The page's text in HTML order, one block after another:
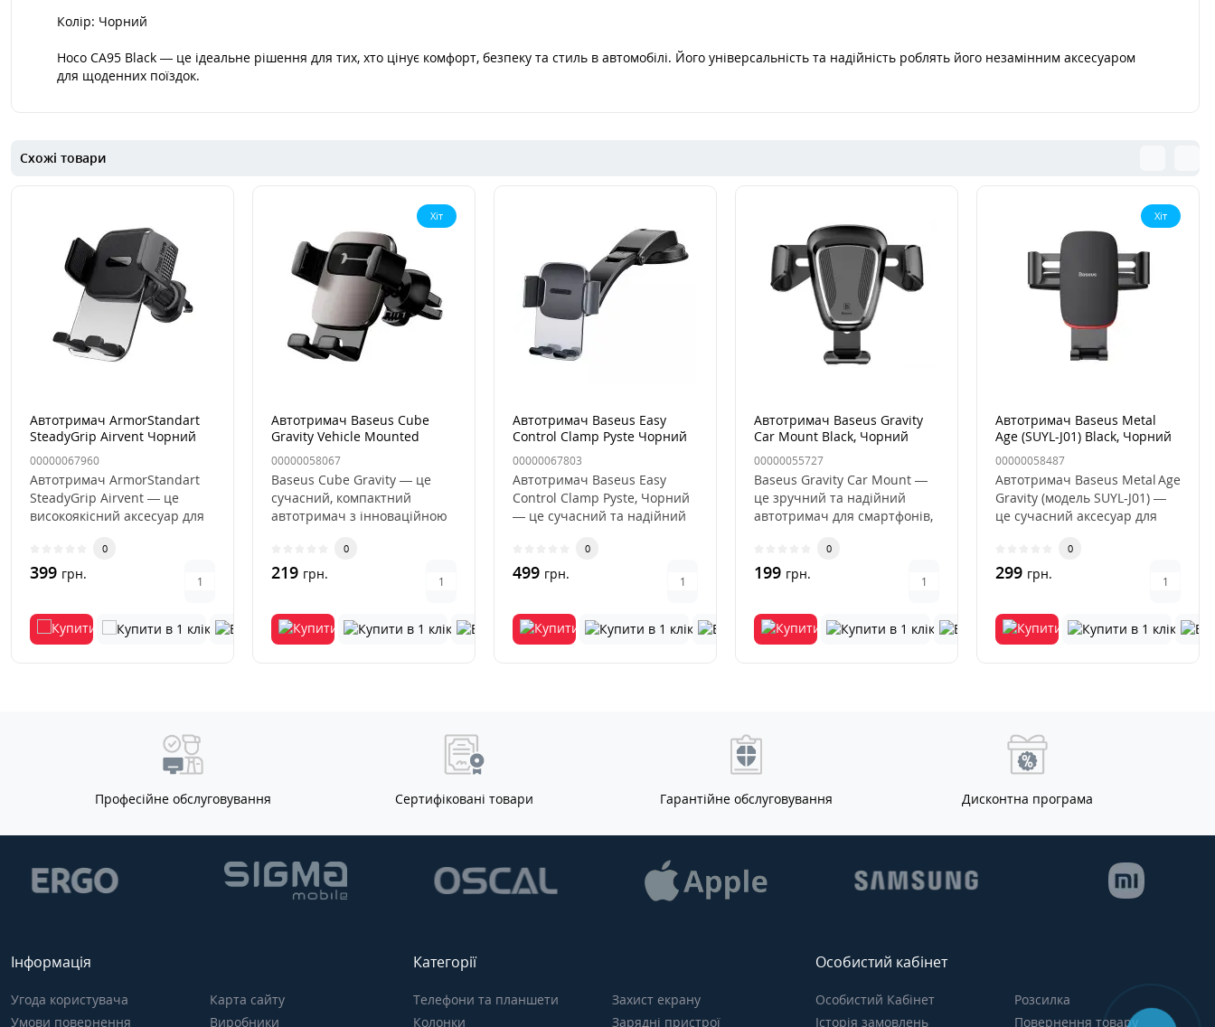
Колір: Чорний
Hoco CA95 Black — це ідеальне рішення для тих, хто цінує комфорт, безпеку та стиль в автомобілі. Його універсальність та надійність роблять його незамінним аксесуаром
для щоденних поїздок.
Схожі товари
Автотримач ArmorStandart
SteadyGrip Airvent Чорний
00000067960
Автотримач ArmorStandart
SteadyGrip Airvent — це
високоякісний аксесуар для
0
399 грн.
Хіт
Автотримач Baseus Cube
Gravity Vehicle Mounted
Black, Чорний
00000058067
Baseus Cube Gravity — це
сучасний, компактний
автотримач з інноваційною
0
219 грн.
Автотримач Baseus Easy
Control Clamp Pyste Чорний
00000067803
Автотримач Baseus Easy
Control Clamp Pyste, Чорний
— це сучасний та надійний
0
499 грн.
Автотримач Baseus Gravity
Car Mount Black, Чорний
00000055727
Baseus Gravity Car Mount —
це зручний та надійний
автотримач для смартфонів,
0
199 грн.
Хіт
Автотримач Baseus Metal
Age (SUYL-J01) Black, Чорний
00000058487
Автотримач Baseus Metal Age
Gravity (модель SUYL‑J01) —
це сучасний аксесуар для
0
299 грн.
Професійне обслуговування Сертифіковані товари Гарантійне обслуговування Дисконтна програма
Інформація
Угода користувача
Умови повернення
Карта сайту
Виробники
Категорії
Телефони та планшети
Колонки
Захист екрану
Зарядні пристрої
Особистий кабінет
Особистий Кабінет
Історія замовлень
Розсилка
Повернення товару